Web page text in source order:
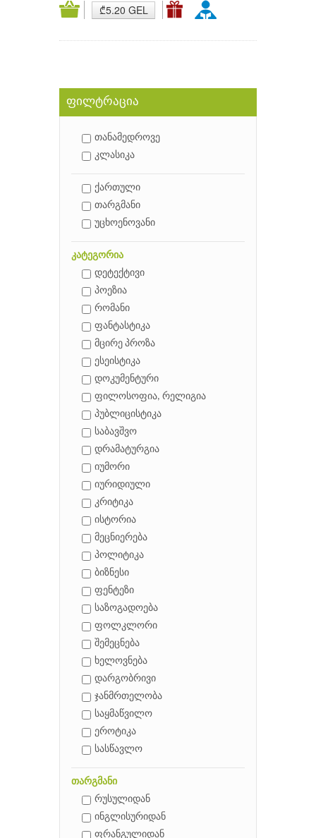
₾5.20 GEL
ფილტრაცია
თანამედროვე
კლასიკა
ქართული
თარგმანი
უცხოენოვანი
კატეგორია
დეტექტივი
პოეზია
რომანი
ფანტასტიკა
მცირე პროზა
ესეისტიკა
დოკუმენტური
ფილოსოფია, რელიგია
პუბლიცისტიკა
საბავშვო
დრამატურგია
იუმორი
იურიდიული
კრიტიკა
ისტორია
მეცნიერება
პოლიტიკა
ბიზნესი
ფენტეზი
საზოგადოება
ფოლკლორი
შემეცნება
ხელოვნება
დარგობრივი
ჯანმრთელობა
საყმაწვილო
ეროტიკა
სასწავლო
თარგმანი
რუსულიდან
ინგლისურიდან
ფრანგულიდან